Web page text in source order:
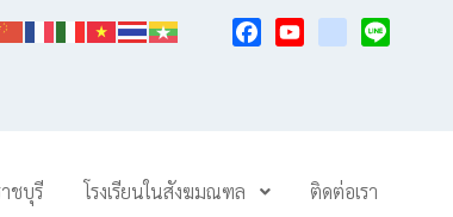
ชบุรี โรงเรียนในสังฆมณฑล ติดต่อเรา